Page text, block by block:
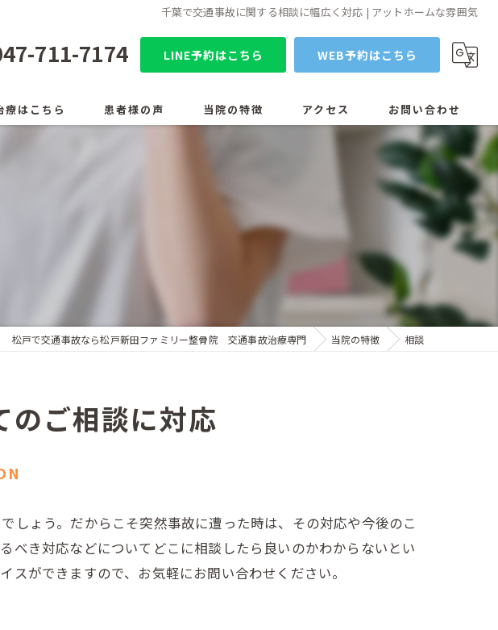
千葉で交通事故に関する相談に幅広く対応 | アットホームな雰囲気
711-7174 LINE予約はこちら WEB予約はこちら
療はこちら 患者様の声 当院の特徴
スタッフ紹介
当院の設備医療機器
アクセス お問い合わせ
松戸で交通事故なら松戸新田ファミリー整骨院 交通事故治療専門 当院の特徴 相談
のご相談に対応
しょう。だからこそ突然事故に遭った時は、その対応や今後のこ
べき対応などについてどこに相談したら良いのかわからないとい
ができますので、お気軽にお問い合わせください。